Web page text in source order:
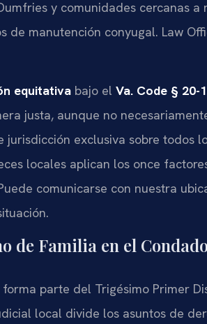
y comunidades cercanas
manutención conyugal. Law
equitativa bajo el Va. Code § 20-
justa, aunque no
jurisdicción exclusiva sobre todos
locales aplican los once
comunicarse con nuestra
de Familia en el
parte del Trigésimo Primer
local divide los asuntos de